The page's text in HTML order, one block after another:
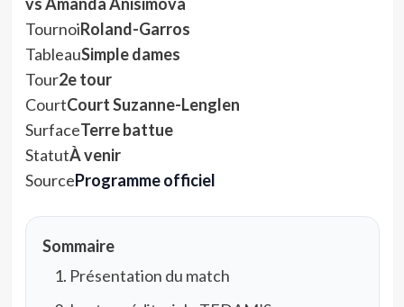
TournoiRoland-Garros
TableauSimple dames
Tour2e tour
CourtCourt Suzanne-Lenglen
SurfaceTerre battue
StatutÀ venir
SourceProgramme officiel
Sommaire
Présentation du match